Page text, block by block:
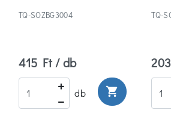
TQ-SOZBG3004
415 Ft / db
db shopping_cart
TQ-